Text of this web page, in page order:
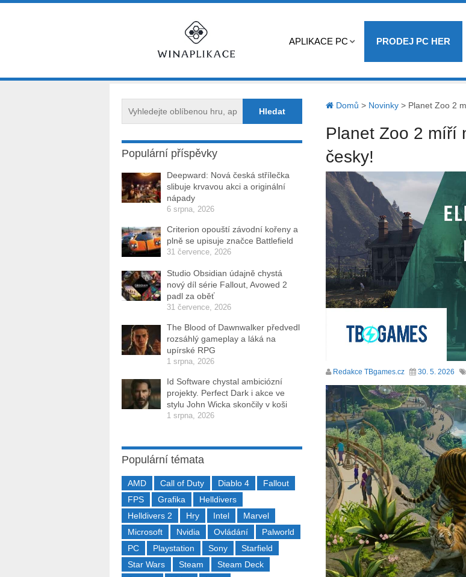
APLIKACE PC PRODEJ PC HER
Domů > Novinky> Planet Zoo 2
Planet Zoo 2 míří
česky!
Redakce TBgames.cz 30. 5. 2026
Populární příspěvky
Deepward: Nová česká střílečka
slibuje krvavou akci a originální
nápady
6 srpna, 2026
Criterion opouští závodní kořeny a
plně se upisuje značce Battlefield
31 července, 2026
Studio Obsidian údajně chystá
nový díl série Fallout, Avowed 2
padl za oběť
31 července, 2026
The Blood of Dawnwalker předvedl
rozsáhlý gameplay a láká na
upírské RPG
1 srpna, 2026
Id Software chystal ambiciózní
projekty. Perfect Dark i akce ve
stylu John Wicka skončily v koši
1 srpna, 2026
Populární témata
AMD Call of Duty Diablo 4
Fallout
FPS
Grafika
Helldivers
Helldivers 2
Hry Intel
Marvel
Microsoft
Nvidia Ovládání
Palworld
PC
Playstation Sony
Starfield
Star Wars
Steam
Steam Deck